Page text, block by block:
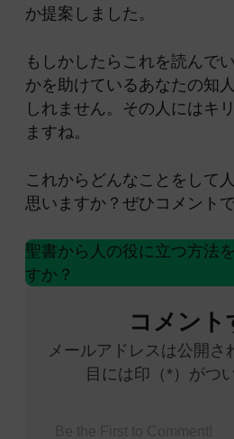
か提案しました。
もしかしたらこれを読んで
かを助けているあなたの知
しれません。その人にはキ
ますね。
これからどんなことをして
思いますか？ぜひコメント
聖書から人の役に立つ方法
すか？
コメント
メールアドレスは公開さ
目には印（*）がつ